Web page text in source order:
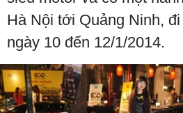
Hà Nội tới Quảng Ninh,
ngày 10 đến 12/1/2014.